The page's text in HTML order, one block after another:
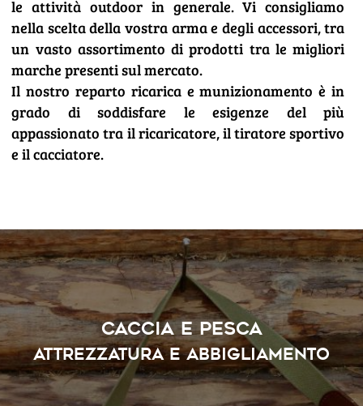
le attività outdoor in generale. Vi consigliamo
nella scelta della vostra arma e degli accessori, tra
un vasto assortimento di prodotti tra le migliori
marche presenti sul mercato.
Il nostro reparto ricarica e munizionamento è in
grado di soddisfare le esigenze del più
appassionato tra il ricaricatore, il tiratore sportivo
e il cacciatore.
CACCIA E PESCA
Attrezzatura e abbigliamento